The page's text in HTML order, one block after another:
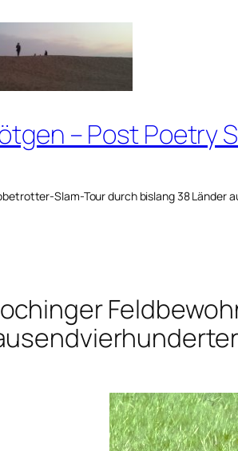
– Post Poetry
Slam-Tour durch bislang 38 Länder